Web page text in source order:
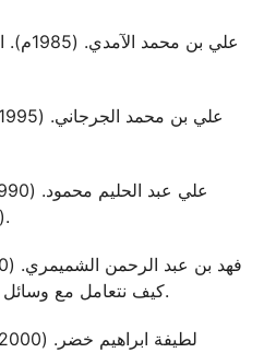
(المجلد 2). مصر: دار الوفاء.
كيف نتعامل مع وسائل الإعلام. الرياض: دار الريادة.